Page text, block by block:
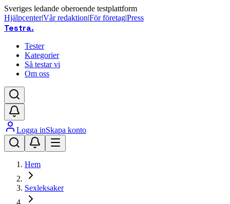
Sveriges ledande oberoende testplattform
Hjälpcenter|Vår redaktion|För företag|Press
Testra.
Tester
Kategorier
Så testar vi
Om oss
Logga inSkapa konto
Hem
Sexleksaker